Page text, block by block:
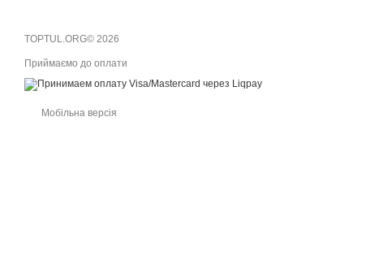
TOPTUL.ORG© 2026
Приймаємо до оплати
Мобільна версія